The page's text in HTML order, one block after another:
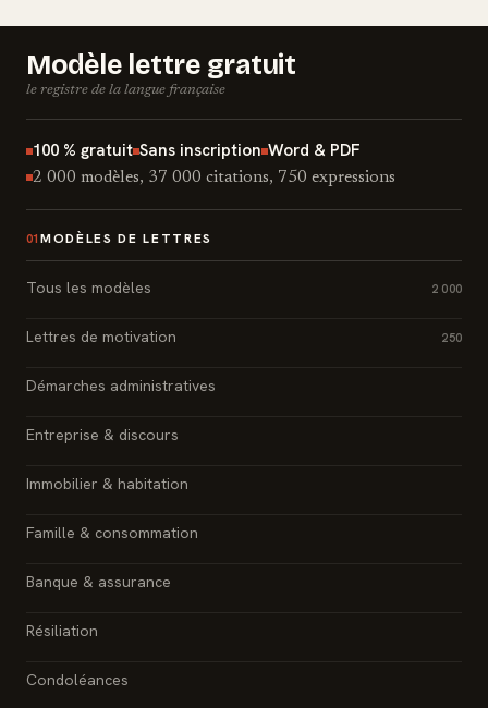
Modèle lettre gratuit
le registre de la langue française
100 % gratuit Sans inscription Word & PDF
2 000 modèles, 37 000 citations, 750 expressions
01 MODÈLES DE LETTRES
Tous les modèles 2 000
Lettres de motivation 250
Démarches administratives
Entreprise & discours
Immobilier & habitation
Famille & consommation
Banque & assurance
Résiliation
Condoléances